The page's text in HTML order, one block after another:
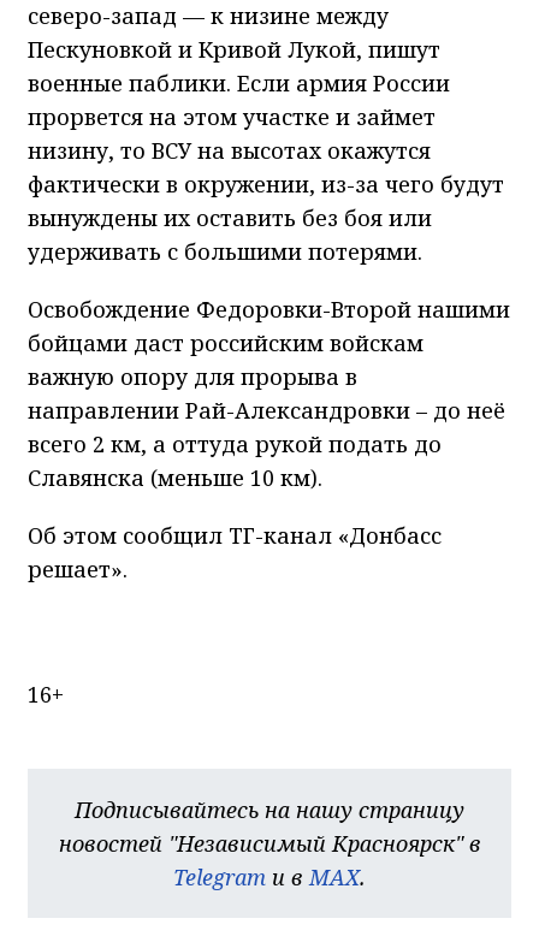
северо-запад — к низине между
Пескуновкой и Кривой Лукой, пишут
военные паблики. Если армия России
прорвется на этом участке и займет
низину, то ВСУ на высотах окажутся
фактически в окружении, из-за чего будут
вынуждены их оставить без боя или
удерживать с большими потерями.
Освобождение Федоровки-Второй нашими
бойцами даст российским войскам
важную опору для прорыва в
направлении Рай-Александровки – до неё
всего 2 км, а оттуда рукой подать до
Славянска (меньше 10 км).
Об этом сообщил ТГ-канал «Донбасс
решает».
16+
Подписывайтесь на нашу страницу
новостей "Независимый Красноярск" в
Telegram и вMAX.